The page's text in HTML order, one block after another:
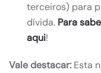
terceiros) para
dívida. Para
aqui!
Vale destacar: Esta